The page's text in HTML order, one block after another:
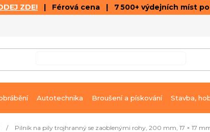
ZDE! | Férová cena | 7 500+ výdejních míst po
Autotechnika Broušení a pískování Stavba,
/ Pilník na pily trojhranný se zaoblenými rohy, 200 mm, 17 × 17